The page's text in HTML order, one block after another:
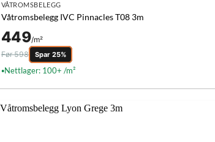
VÅTROMSBELEGG
Våtromsbelegg IVC Pinnacles T08 3m
449/m²
Før 598
Spar 25%
●Nettlager: 100+ /m²